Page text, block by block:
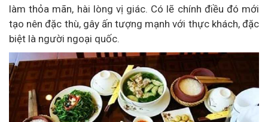
làm thỏa mãn, hài lòng vị giác. Có lẽ chính điều đó mới
tạo nên đặc thù, gây ấn tượng mạnh với thực khách, đặc
biệt là người ngoại quốc.